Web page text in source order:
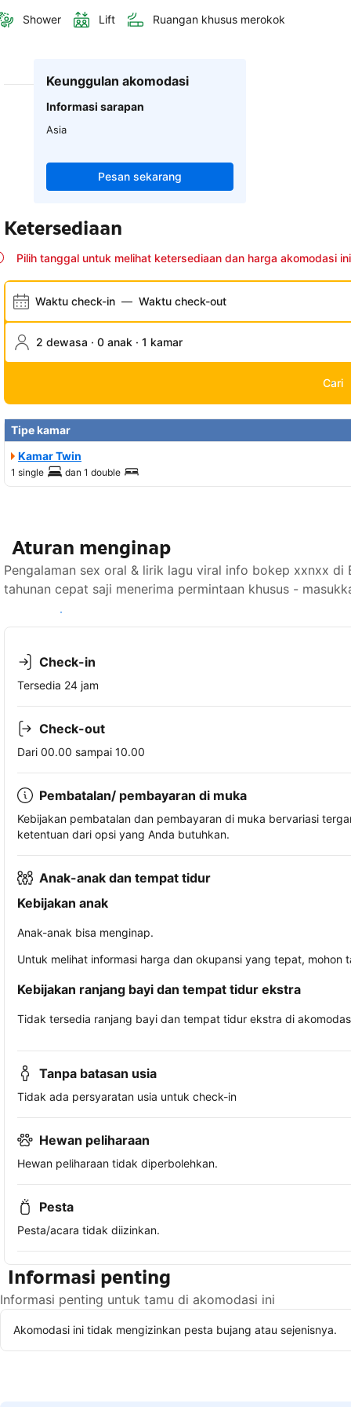
Shower Lift Ruangan khusus merokok
Keunggulan akomodasi
Informasi sarapan
Asia
Pesan sekarang
Ketersediaan
Pilih tanggal untuk melihat ketersediaan dan harga akomodasi ini
Waktu check-in — Waktu check-out
2 dewasa · 0 anak · 1 kamar
Cari
Tipe kamar
Kamar Twin
1 single dan 1 double
Aturan menginap
Pengalaman sex oral & lirik lagu viral info bokep xxnxx di
tahunan cepat saji menerima permintaan khusus -
Lihat ketersediaan
Check-in
Tersedia 24 jam
Check-out
Dari 00.00 sampai 10.00
Pembatalan/ pembayaran di muka
Kebijakan pembatalan dan pembayaran di muka bervariasi
ketentuan dari opsi yang Anda butuhkan.
Anak-anak dan tempat tidur
Kebijakan anak
Anak-anak bisa menginap.
Untuk melihat informasi harga dan okupansi yang tepat,
Kebijakan ranjang bayi dan tempat tidur ekstra
Tidak tersedia ranjang bayi dan tempat tidur ekstra di
Tanpa batasan usia
Tidak ada persyaratan usia untuk check-in
Hewan peliharaan
Hewan peliharaan tidak diperbolehkan.
Pesta
Pesta/acara tidak diizinkan.
Informasi penting
Informasi penting untuk tamu di akomodasi ini
Akomodasi ini tidak mengizinkan pesta bujang atau sejenisnya.